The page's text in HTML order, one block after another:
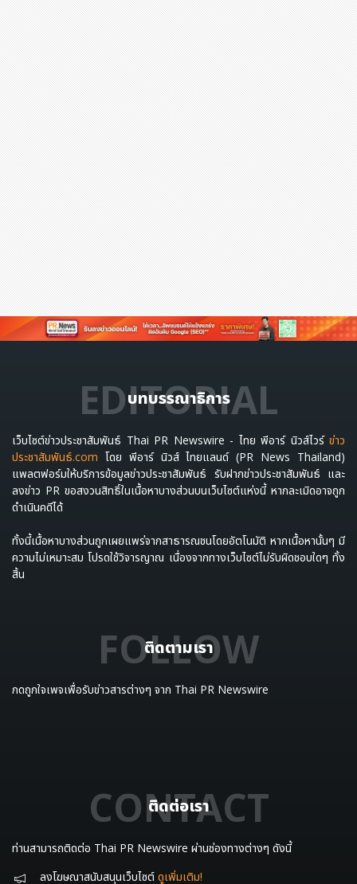
บทบรรณาธิการ
EDITORIAL
เว็บไซต์ข่าวประชาสัมพันธ์ Thai PR Newswire - ไทย พีอาร์ นิวส์ไวร์ ข่าว
ประชาสัมพันธ์.com โดย พีอาร์ นิวส์ ไทยแลนด์ (PR News Thailand)
แพลตฟอร์มให้บริการข้อมูลข่าวประชาสัมพันธ์ รับฝากข่าวประชาสัมพันธ์ และ
ลงข่าว PR ขอสงวนสิทธิ์ในเนื้อหาบางส่วนบนเว็บไซต์แห่งนี้ หากละเมิดอาจถูก
ดำเนินคดีได้
ทั้งนี้เนื้อหาบางส่วนถูกเผยแพร่จากสาธารณชนโดยอัตโนมัติ หากเนื้อหานั้นๆ มี
ความไม่เหมาะสม โปรดใช้วิจารญาณ เนื่องจากทางเว็บไซต์ไม่รับผิดชอบใดๆ ทั้ง
สิ้น
ติดตามเรา
FOLLOW
กดถูกใจเพจเพื่อรับข่าวสารต่างๆ จาก Thai PR Newswire
ติดต่อเรา
CONTACT
ท่านสามารถติดต่อ Thai PR Newswire ผ่านช่องทางต่างๆ ดังนี้
ลงโฆษณาสนับสนุนเว็บไซต์ ดูเพิ่มเติม!